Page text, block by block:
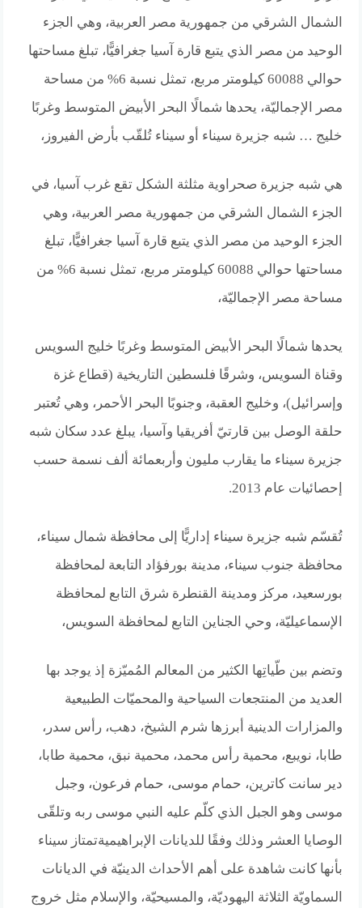
الشمال الشرقي من جمهورية مصر العربية، وهي الجزء
الوحيد من مصر الذي يتبع قارة آسيا جغرافيًّا، تبلغ مساحتها
حوالي 60088 كيلومتر مربع، تمثل نسبة 6% من مساحة
مصر الإجماليّة، يحدها شمالًا البحر الأبيض المتوسط وغربًا
خليج … شبه جزيرة سيناء أو سيناء تُلقّب بأرض الفيروز،
هي شبه جزيرة صحراوية مثلثة الشكل تقع غرب آسيا، في
الجزء الشمال الشرقي من جمهورية مصر العربية، وهي
الجزء الوحيد من مصر الذي يتبع قارة آسيا جغرافيًّا، تبلغ
مساحتها حوالي 60088 كيلومتر مربع، تمثل نسبة 6% من
مساحة مصر الإجماليّة،
يحدها شمالًا البحر الأبيض المتوسط وغربًا خليج السويس
وقناة السويس، وشرقًا فلسطين التاريخية (قطاع غزة
وإسرائيل)، وخليج العقبة، وجنوبًا البحر الأحمر، وهي تُعتبر
حلقة الوصل بين قارتيّ أفريقيا وآسيا، يبلغ عدد سكان شبه
جزيرة سيناء ما يقارب مليون وأربعمائة ألف نسمة حسب
إحصائيات عام 2013.
تُقسّم شبه جزيرة سيناء إداريًّا إلى محافظة شمال سيناء،
محافظة جنوب سيناء، مدينة بورفؤاد التابعة لمحافظة
بورسعيد، مركز ومدينة القنطرة شرق التابع لمحافظة
الإسماعيليّة، وحي الجناين التابع لمحافظة السويس،
وتضم بين طّياتِها الكثير من المعالم المُميّزة إذ يوجد بها
العديد من المنتجعات السياحية والمحميّات الطبيعية
والمزارات الدينية أبرزها شرم الشيخ، دهب، رأس سدر،
طابا، نويبع، محمية رأس محمد، محمية نبق، محمية طابا،
دير سانت كاترين، حمام موسى، حمام فرعون، وجبل
موسى وهو الجبل الذي كلّم عليه النبي موسى ربه وتلقّى
الوصايا العشر وذلك وفقًا للديانات الإبراهيميةتمتاز سيناء
بأنها كانت شاهدة على أهم الأحداث الدينيّة في الديانات
السماويّة الثلاثة اليهوديّة، والمسيحيّة، والإسلام مثل خروج